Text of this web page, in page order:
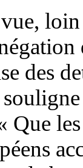
des
Que les